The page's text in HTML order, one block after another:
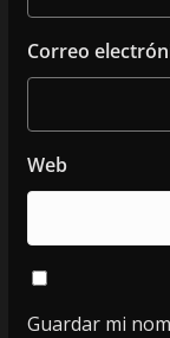
Correo
Web
Guardar mi